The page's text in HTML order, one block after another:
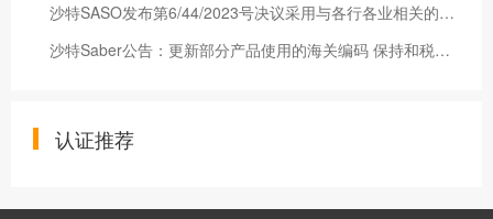
沙特SASO发布第6/44/2023号决议采用与各行各业相关的106项自愿标准
沙特Saber公告：更新部分产品使用的海关编码 保持和税务和海关一致
认证推荐